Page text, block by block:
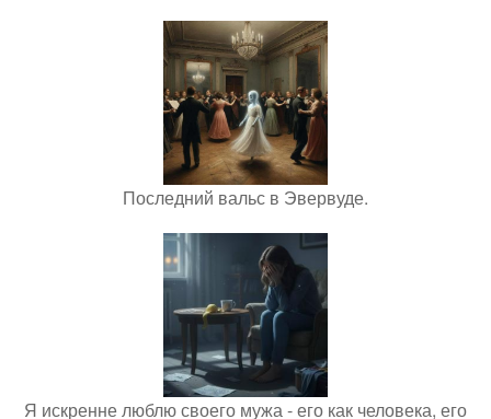
Последний вальс в Эвервуде.
Я искренне люблю своего мужа - его как человека, его